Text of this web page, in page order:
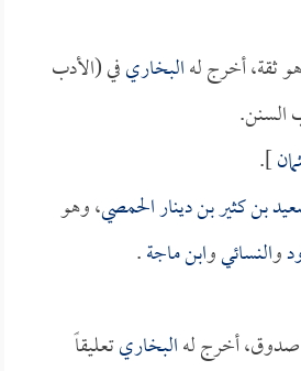
ثقة، أخرج لهالبخاريفي (الأدب
].
بن كثير بن دينار الحمصي، وهو
والنسائيوابن ماجة.
أخرج لهالبخاريتعليقاً